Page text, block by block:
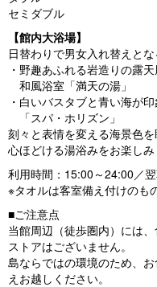
セミダブル
【館内大浴場】
日替わりで男女入れ替えと
・野趣あふれる岩造りの露天
和風浴室「満天の湯」
・白いバスタブと青い海が
「スパ・ホリズン」
刻々と表情を変える海景色を
心ほどける湯浴みをお楽しみ
利用時間：15:00～24:00／
※タオルは客室備え付けのも
■ご注意点
当館周辺（徒歩圏内）には
ストアはございません。
島ならではの環境のため、
えお越しください。